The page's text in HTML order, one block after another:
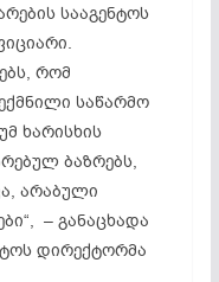
სააგენტოს
რომ
საწარმო
ხარისხის
ბაზრებს,
არაბული
– განაცხადა
დირექტორმა